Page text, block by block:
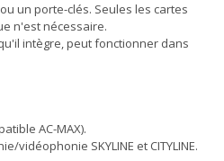
un porte-clés. Seules les cartes
n'est nécessaire.
intègre, peut fonctionner dans
AC-MAX).
SKYLINE et CITYLINE.